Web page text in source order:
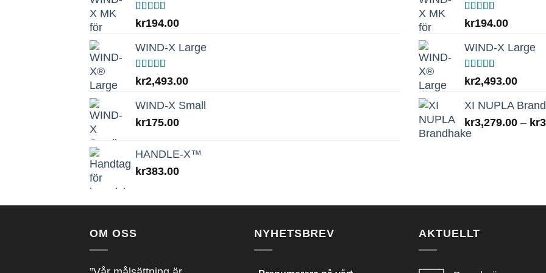
Betygsatt
5.00av 5
kr194.00
WIND-X Large
Betygsatt
5.00av 5
kr2,493.00
WIND-X Small
kr175.00
HANDLE-X™
kr383.00
Betygsatt
5.00av 5
kr194.00
WIND-X Large
Betygsatt
5.00av 5
kr2,493.00
XI NUPLA
kr3,279.00 – kr
OM OSS NYHETSBREV AKTUELLT